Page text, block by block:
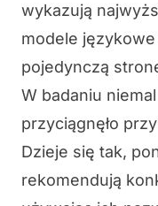
wykazują
modele
pojedynczą
W badaniu
przyciągnęło
Dzieje się tak,
rekomendują